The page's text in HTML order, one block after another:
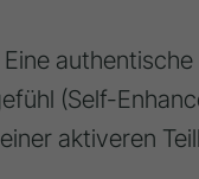
Eine
(Self-
aktiveren